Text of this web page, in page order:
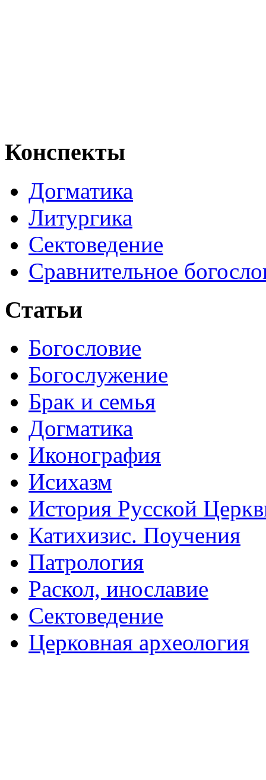
Конспекты
Догматика
Литургика
Сектоведение
Сравнительное
Статьи
Богословие
Богослужение
Брак и семья
Догматика
Иконография
Исихазм
История Русской
Катихизис. Поучения
Патрология
Раскол, инославие
Сектоведение
Церковная археология